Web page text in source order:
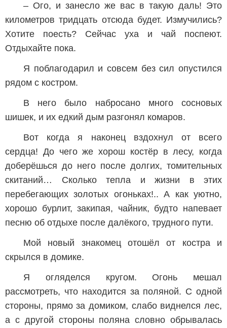
– Ого, и занесло же вас в такую даль! Это
километров тридцать отсюда будет. Измучились?
Хотите поесть? Сейчас уха и чай поспеют.
Отдыхайте пока.
Я поблагодарил и совсем без сил опустился
рядом с костром.
В него было набросано много сосновых
шишек, и их едкий дым разгонял комаров.
Вот когда я наконец вздохнул от всего
сердца! До чего же хорош костёр в лесу, когда
доберёшься до него после долгих, томительных
скитаний… Сколько тепла и жизни в этих
перебегающих золотых огоньках!.. А как уютно,
хорошо бурлит, закипая, чайник, будто напевает
песню об отдыхе после далёкого, трудного пути.
Мой новый знакомец отошёл от костра и
скрылся в домике.
Я огляделся кругом. Огонь мешал
рассмотреть, что находится за поляной. С одной
стороны, прямо за домиком, слабо виднелся лес,
а с другой стороны поляна словно обрывалась